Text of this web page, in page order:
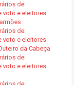
de
voto e eleitores
de
voto e eleitores
da Cabeça
de
voto e eleitores